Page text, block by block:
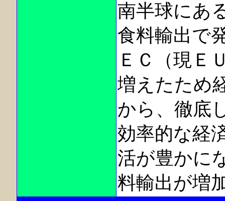
南半球にあ
食料輸出で
ＥＣ（現Ｅ
増えたため
から、徹底
効率的な経
活が豊かに
料輸出が増